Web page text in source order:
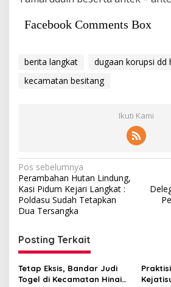
Facebook Comments Box
berita langkat
dugaan korupsi dd
kecamatan besitang
Ikuti Kami
Navigasi
pos
Pos sebelumnya
Perambahan Hutan Lindung,
Kasi Pidum Kejari Langkat :
Poldasu Sudah Tetapkan
Dua Tersangka
Posting Terkait
Tetap Eksis, Bandar Judi
Togel di Kecamatan Hinai